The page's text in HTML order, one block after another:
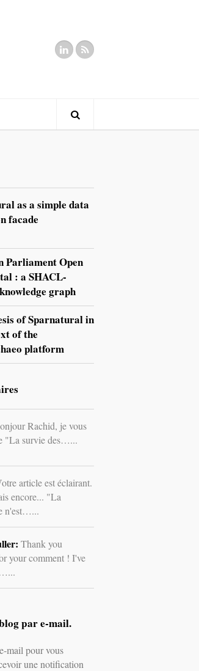
as a simple data
facade
Parliament Open
: a SHACL-
graph
of Sparnatural in
of the
platform
Rachid, je vous
"La survie des…...
article est éclairant.
encore... "La
n'est…...
Thank you
your comment ! I've
par e-mail.
mail pour vous
une notification